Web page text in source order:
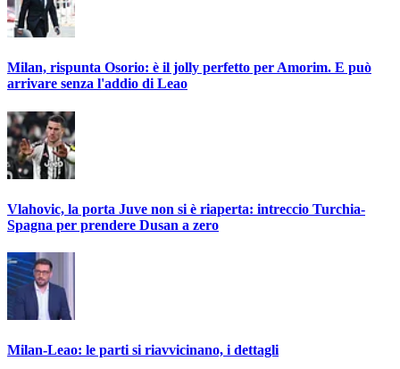
Milan, rispunta Osorio: è il jolly perfetto per Amorim. E può
arrivare senza l'addio di Leao
Vlahovic, la porta Juve non si è riaperta: intreccio Turchia-
Spagna per prendere Dusan a zero
Milan-Leao: le parti si riavvicinano, i dettagli